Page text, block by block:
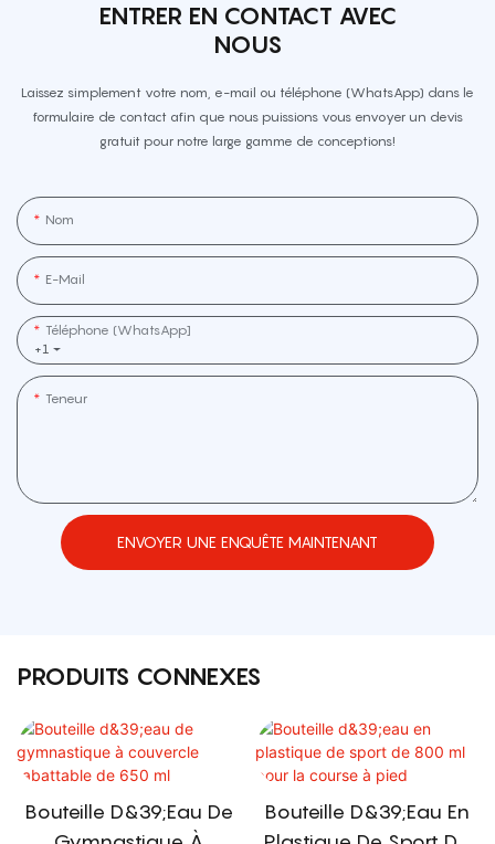
ENTRER EN CONTACT AVEC
NOUS
Laissez simplement votre nom, e-mail ou téléphone (WhatsApp) dans le
formulaire de contact afin que nous puissions vous envoyer un devis
gratuit pour notre large gamme de conceptions!
Nom
E-Mail
+1
Téléphone (WhatsApp]
Teneur
ENVOYER UNE ENQUÊTE MAINTENANT
PRODUITS CONNEXES
Bouteille D&39;eau De
Bouteille D&39;eau En